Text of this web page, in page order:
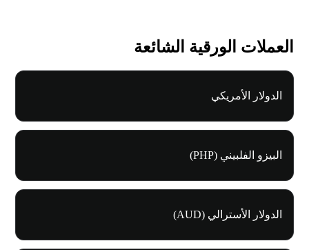
العملات الورقية الشائعة
الدولار الأمريكي
البيزو الفلبيني (PHP)
الدولار الأسترالي (AUD)